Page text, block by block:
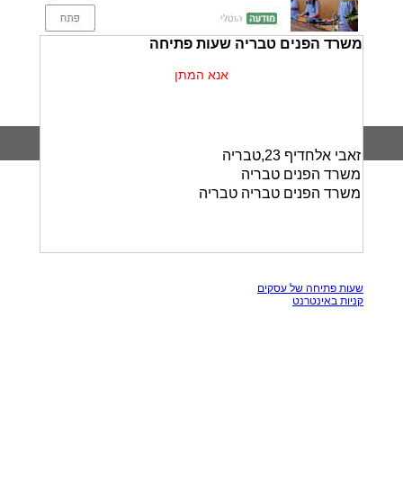
משרד הפנים טבריה שעות פתיחה
אנא המתן
זאבי אלחדיף 23,טבריה
משרד הפנים טבריה
משרד הפנים טבריה טבריה
שעות פתיחה של עסקים
קניות באינטרנט